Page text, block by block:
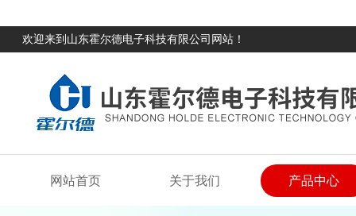
欢迎来到山东霍尔德电子科技有限公司网站！
网站首页 关于我们 产品中心